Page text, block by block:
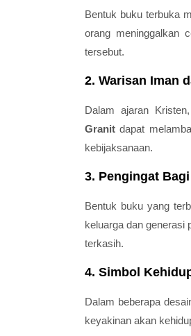
Bentuk buku terbuka
orang meninggalkan
tersebut.
2. Warisan Iman
Dalam ajaran
Granit dapat
kebijaksanaan.
3. Pengingat
Bentuk buku yang
keluarga dan generasi
terkasih.
4. Simbol
Dalam beberapa
keyakinan akan